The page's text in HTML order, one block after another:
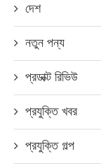
দেশ
নতুন পন্য
প্রডাক্ট রিভিউ
প্রযুক্তি খবর
প্রযুক্তি গল্প